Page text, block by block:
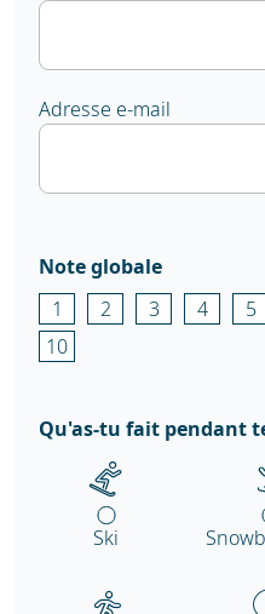
Adresse e-mail
Note globale
1
2 3 4 5
10
Qu'as-tu fait pendant
Ski